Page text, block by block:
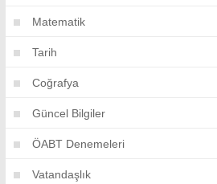
Matematik
Tarih
Coğrafya
Güncel Bilgiler
ÖABT Denemeleri
Vatandaşlık